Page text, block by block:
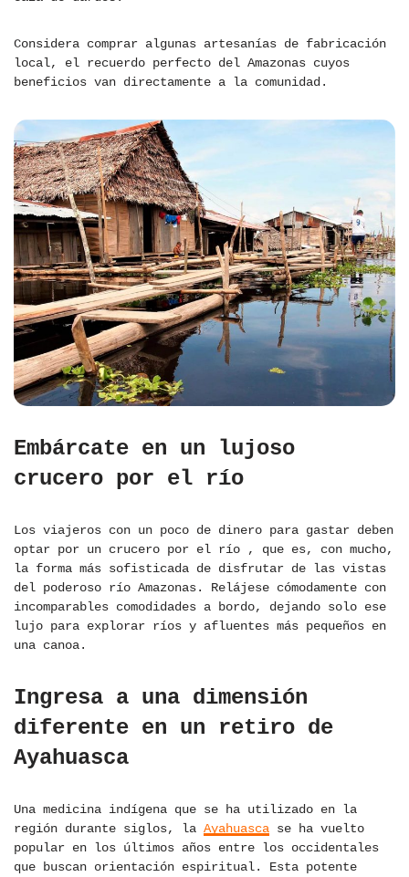
Considera comprar algunas artesanías de fabricación
local, el recuerdo perfecto del Amazonas cuyos
beneficios van directamente a la comunidad.
Embárcate en un lujoso
crucero por el río
Los viajeros con un poco de dinero para gastar deben
optar por un crucero por el río , que es, con mucho,
la forma más sofisticada de disfrutar de las vistas
del poderoso río Amazonas. Relájese cómodamente con
incomparables comodidades a bordo, dejando solo ese
lujo para explorar ríos y afluentes más pequeños en
una canoa.
Ingresa a una dimensión
diferente en un retiro de
Ayahuasca
Una medicina indígena que se ha utilizado en la
región durante siglos, la Ayahuasca se ha vuelto
popular en los últimos años entre los occidentales
que buscan orientación espiritual. Esta potente